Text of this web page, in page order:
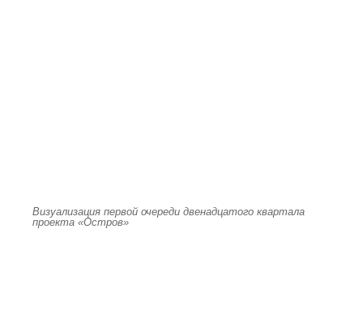
Визуализация первой очереди двенадцатого квартала
проекта «Остров»